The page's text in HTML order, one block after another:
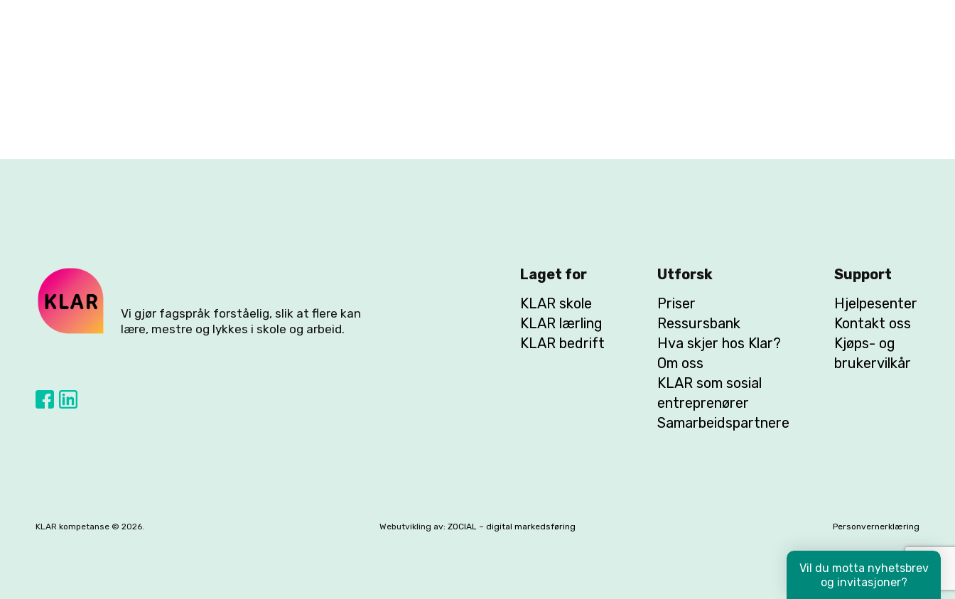
Vi gjør fagspråk forståelig, slik at flere kan
lære, mestre og lykkes i skole og arbeid.
Laget for
KLAR skole
KLAR lærling
KLAR bedrift
Utforsk
Priser
Ressursbank
Hva skjer hos Klar?
Om oss
KLAR som sosial
entreprenører
Samarbeidspartnere
Support
Hjelpesenter
Kontakt oss
Kjøps- og
brukervilkår
KLAR kompetanse © 2026. Webutvikling av: ZOCIAL – digital markedsføring Personvernerklæring
Vil du motta nyhetsbrev
og invitasjoner?